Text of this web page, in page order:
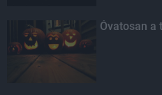
Óvatosan a